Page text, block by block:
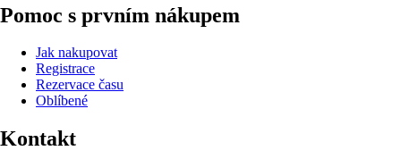
Pomoc s prvním nákupem
Jak nakupovat
Registrace
Rezervace času
Oblíbené
Kontakt